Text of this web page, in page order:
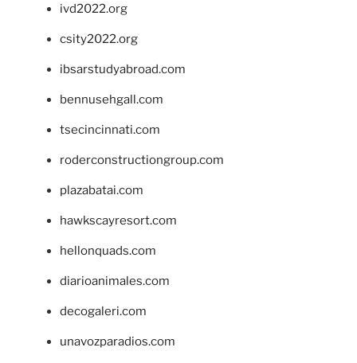
ivd2022.org
csity2022.org
ibsarstudyabroad.com
bennusehgall.com
tsecincinnati.com
roderconstructiongroup.com
plazabatai.com
hawkscayresort.com
hellonquads.com
diarioanimales.com
decogaleri.com
unavozparadios.com